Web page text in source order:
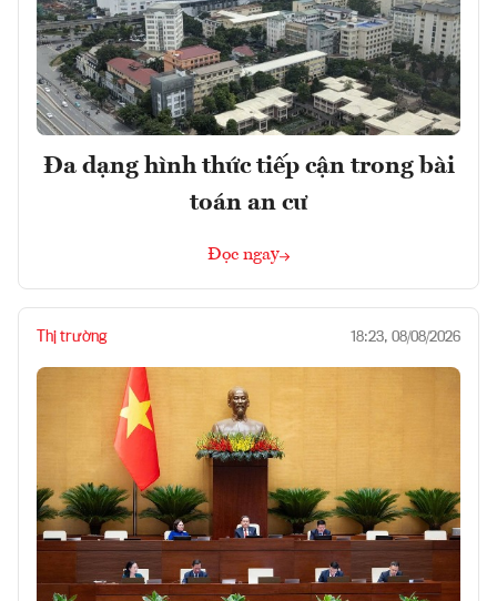
Đa dạng hình thức tiếp cận trong bài
toán an cư
Đọc ngay
Thị trường 18:23, 08/08/2026